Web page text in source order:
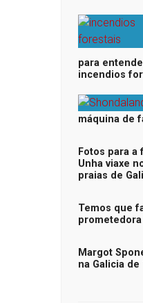
para
incendios
máquina de
Fotos para a
Unha viaxe
praias de
Temos que
prometedora
Margot
na Galicia de